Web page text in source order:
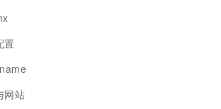
置
网站